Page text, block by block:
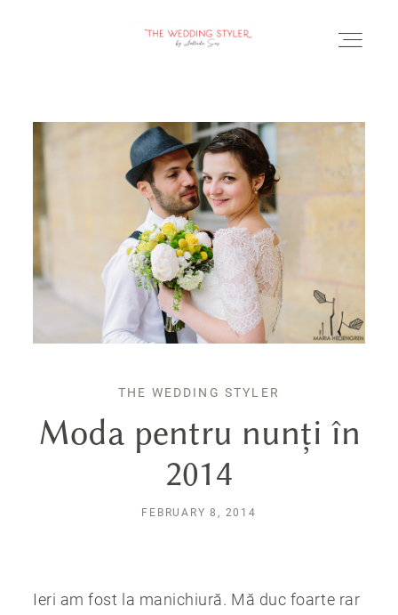
BLOG
SERVICII & FAQ
PORTOFOLIU
THE WEDDING STYLER
Moda pentru nunți în
2014
FEBRUARY 8, 2014
Ieri am fost la manichiură. Mă duc foarte rar